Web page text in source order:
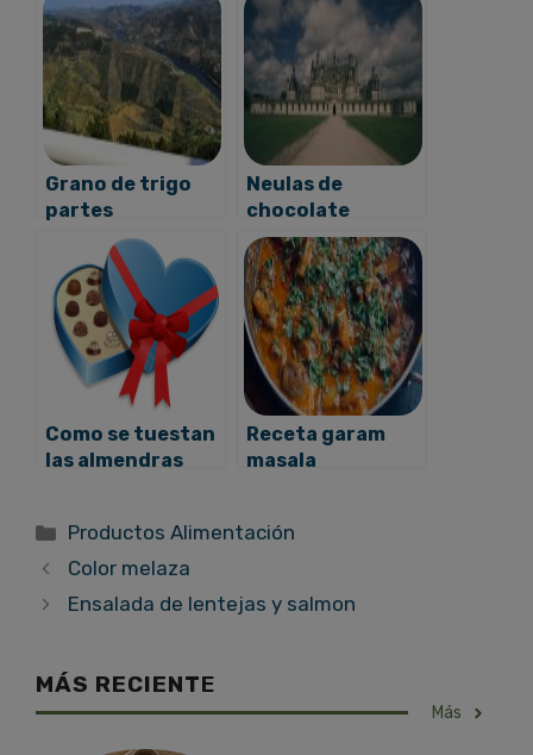
remojo
Grano de trigo
partes
Neulas de
chocolate
Como se tuestan
las almendras
Receta garam
masala
Categorías
Productos Alimentación
Color melaza
Ensalada de lentejas y salmon
MÁS RECIENTE
Más